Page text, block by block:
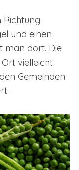
Richtung
und einen
man dort. Die
vielleicht
Gemeinden